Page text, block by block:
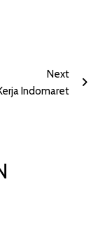
Next
Indomaret